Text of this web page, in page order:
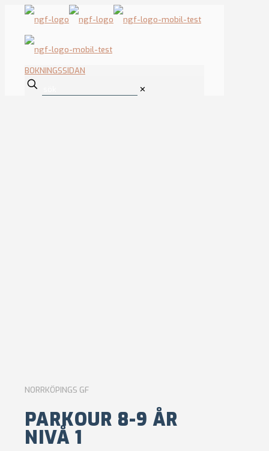
BOKNINGSSIDAN
✕
NORRKÖPINGS GF
PARKOUR 8-9 ÅR
NIVÅ 1